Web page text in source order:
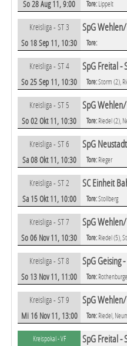
So 28 Aug 11, 9:00 Tore: Lippelt
Kreisliga - ST 3 SpG
So 18 Sep 11, 10:30 Tore:
Kreisliga - ST 4 SpG Freital -
So 25 Sep 11, 10:30 Tore:Storm (2),
Kreisliga - ST 5 SpG
So 02 Okt 11, 10:30 Tore: Riedel (2),
Kreisliga - ST 6 SpG
Sa 08 Okt 11, 10:30 Tore: Rieger
Kreisliga - ST 2 SC Einheit
Sa 15 Okt 11, 10:00 Tore:Stollberg
Kreisliga - ST 7 SpG
So 06 Nov 11, 10:30 Tore: Riedel (5),
Kreisliga - ST 8 SpG Geising
So 13 Nov 11, 11:00 Tore:
Kreisliga - ST 9 SpG
Mi 16 Nov 11, 13:00 Tore: Riedel,
Kreispokal - VF SpG Freital -